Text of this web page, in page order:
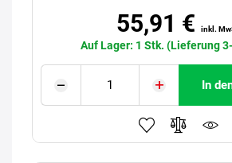
55,91 € inkl.
Auf Lager: 1 Stk. (Lieferung
In